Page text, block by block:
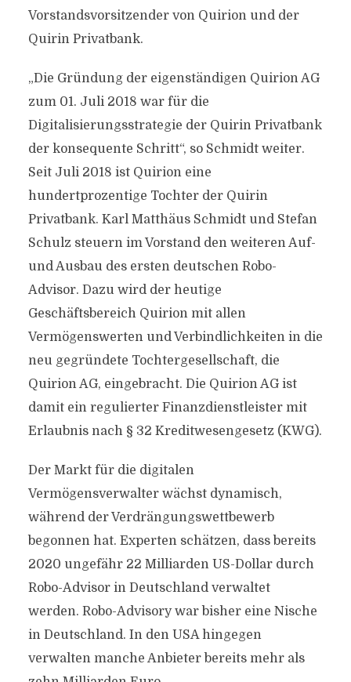
Vorstandsvorsitzender von Quirion und der
Quirin Privatbank.
„Die Gründung der eigenständigen Quirion AG
zum 01. Juli 2018 war für die
Digitalisierungsstrategie der Quirin Privatbank
der konsequente Schritt“, so Schmidt weiter.
Seit Juli 2018 ist Quirion eine
hundertprozentige Tochter der Quirin
Privatbank. Karl Matthäus Schmidt und Stefan
Schulz steuern im Vorstand den weiteren Auf-
und Ausbau des ersten deutschen Robo-
Advisor. Dazu wird der heutige
Geschäftsbereich Quirion mit allen
Vermögenswerten und Verbindlichkeiten in die
neu gegründete Tochtergesellschaft, die
Quirion AG, eingebracht. Die Quirion AG ist
damit ein regulierter Finanzdienstleister mit
Erlaubnis nach § 32 Kreditwesengesetz (KWG).
Der Markt für die digitalen
Vermögensverwalter wächst dynamisch,
während der Verdrängungswettbewerb
begonnen hat. Experten schätzen, dass bereits
2020 ungefähr 22 Milliarden US-Dollar durch
Robo-Advisor in Deutschland verwaltet
werden. Robo-Advisory war bisher eine Nische
in Deutschland. In den USA hingegen
verwalten manche Anbieter bereits mehr als